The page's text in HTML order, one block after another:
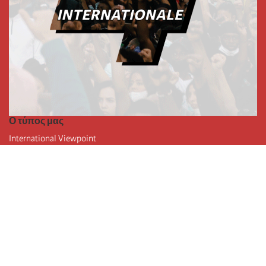
Ο τύπος μας
International Viewpoint